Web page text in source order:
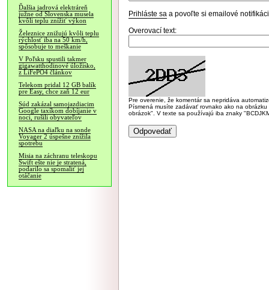
Ďalšia jadrová elektráreň
južne od Slovenska musela
kvôli teplu znížiť výkon
Železnice znižujú kvôli teplu
rýchlosť iba na 50 km/h,
spôsobuje to meškanie
V Poľsku spustili takmer
gigawatthodinové úložisko,
z LiFePO4 článkov
Telekom pridal 12 GB balík
pre Easy, chce zaň 12 eur
Súd zakázal samojazdiacim
Google taxíkom dobíjanie v
noci, rušili obyvateľov
NASA na diaľku na sonde
Voyager 2 úspešne znížila
spotrebu
Misia na záchranu teleskopu
Swift ešte nie je stratená,
podarilo sa spomaliť jej
otáčanie
Prihláste sa a povoľte si emailové
Overovací text:
Pre overenie, že komentár sa nepridáva
Písmená musíte zadávať rovnako ako na
obrázok". V texte sa používajú iba znaky